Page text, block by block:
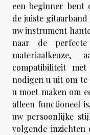
een beginner bent
de juiste
uw instrument
naar de
materiaalkeuze,
compatibiliteit
nodigen u uit om te
u moet maken om
alleen functioneel
uw persoonlijke
volgende inzichten